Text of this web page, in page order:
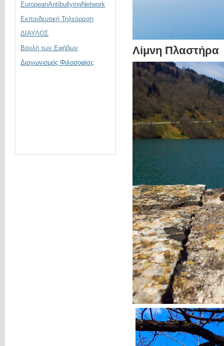
EuropeanAntibullyingNetwork
Εκπαιδευτική Τηλεόραση
ΔΙΑΥΛΟΣ
Βουλή των Εφήβων
Διαγωνισμός Φιλοσοφίας
Λίμνη Πλαστήρα